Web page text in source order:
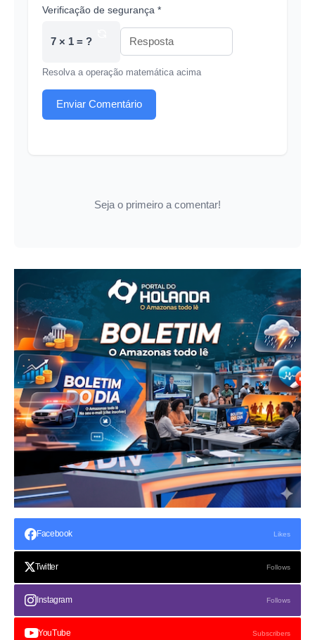
Verificação de segurança *
7 × 1 = ?
Resolva a operação matemática acima
Enviar Comentário
Seja o primeiro a comentar!
Facebook Likes
Twitter Follows
Instagram Follows
YouTube Subscribers